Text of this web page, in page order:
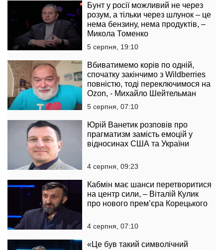
Бунт у росії можливий не через
розум, а тільки через шлунок – це
нема бензину, нема продуктів, –
Микола Томенко
5 серпня, 19:10
Вбиватимемо корів по одній,
спочатку закінчимо з Wildberries
повністю, тоді переключимося на
Ozon, - Михайло Шейтельман
5 серпня, 07:10
Юрій Ванетик розповів про
прагматизм замість емоцій у
відносинах США та України
4 серпня, 09:23
Кабмін має шанси перетворитися
на центр сили, – Віталій Кулик
про нового прем’єра Корецького
4 серпня, 07:10
«Це був такий символічний